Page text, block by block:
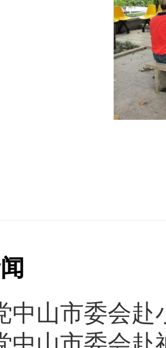
中山市委会赴